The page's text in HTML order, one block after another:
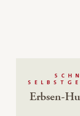
Erbsen-